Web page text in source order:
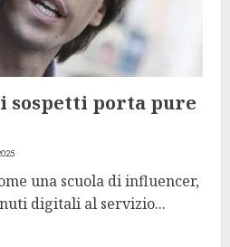
sospetti porta pure
una scuola di influencer,
digitali al servizio...